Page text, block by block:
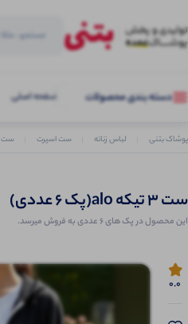
دسته بندی محصولات صفحه اصلی
پوشاک بتنی لباس زنانه ست اسپرت ست ۳ تیکه alo(پک 6 عددی)
ست ۳ تیکه alo(پک 6 عددی)
این محصول در پک های 6 عددی به فروش میرسد.
0.0